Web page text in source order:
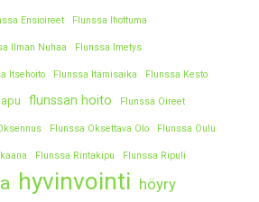
Ensioireet Flunssa Ihottuma
Ilman Nuhaa Flunssa Imetys
Itsehoito Flunssa Itämisaika Flunssa Kesto
flunssan hoito Flunssa Oireet
Flunssa Oksettava Olo Flunssa Oulu
Flunssa Rintakipu Flunssa Ripuli
hyvinvointi höyry